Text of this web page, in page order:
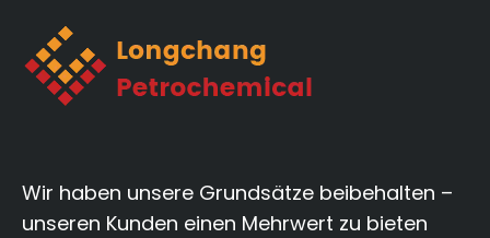
Wir haben unsere Grundsätze beibehalten –
unseren Kunden einen Mehrwert zu bieten